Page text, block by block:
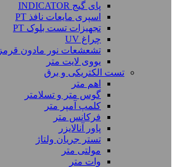
پای گیج INDICATOR
اسپری مایعات نافذ PT
تجهیزات تست بلوک PT
چراغ UV
تشعشعات نور مادون قرمز
یووی لایت متر
تست الکتریکی و برق
اهم متر
گوس متر و تسلامتر
کلمپ آمپر متر
فرکانس متر
پاور آنالایزر
تستر جریان ولتاژ
مولتی متر
وات متر